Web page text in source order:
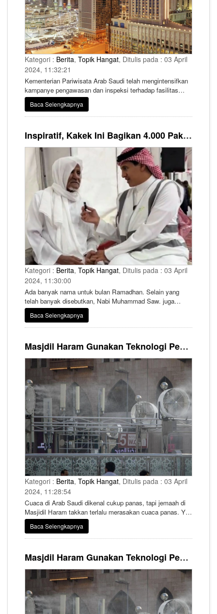
Kategori : Berita, Topik Hangat, Ditulis pada : 03 April
2024, 11:32:21
Kementerian Pariwisata Arab Saudi telah mengintensifkan
kampanye pengawasan dan inspeksi terhadap fasilitas
perhotelan dan penyedia layanan pariwisata di Makkah dan
Madinah selama bulan suci Ramadhan.
Baca Selengkapnya
Inspiratif, Kakek Ini Bagikan 4.000 Paket Buka Puasa Setiap Hari di Makkah selama Ramadhan
Kategori : Berita, Topik Hangat, Ditulis pada : 03 April
2024, 11:30:00
Ada banyak nama untuk bulan Ramadhan. Selain yang
telah banyak disebutkan, Nabi Muhammad Saw. juga
menyebutnya sebagai Bulan Kesabaran, Bulan Ampunan,
dan Bulan Berbagi (Syahr al-Muwasat).
Baca Selengkapnya
Masjdil Haram Gunakan Teknologi Pendingin Dengan Sterilisasi UV, Udara Dijamin Adem dan Bebas Kuman
Kategori : Berita, Topik Hangat, Ditulis pada : 03 April
2024, 11:28:54
Cuaca di Arab Saudi dikenal cukup panas, tapi jemaah di
Masjidil Haram takkan terlalu merasakan cuaca panas. Ya
Arab Saudi memanfaatkan teknologi yang sangat canggih
agar salat di Masjidil Haram di Mekah dan Masjid Nabawi
di Madinah suasananya tetap adem.
Baca Selengkapnya
Masjdil Haram Gunakan Teknologi Pendingin Dengan Sterilisasi UV, Udara Dijamin Adem dan Bebas Kuman